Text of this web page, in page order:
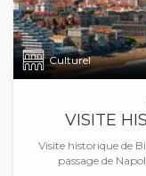
Culturel
VISITE
Visite historique de
passage de